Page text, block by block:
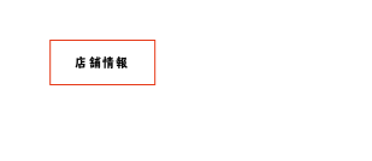
店舗情報